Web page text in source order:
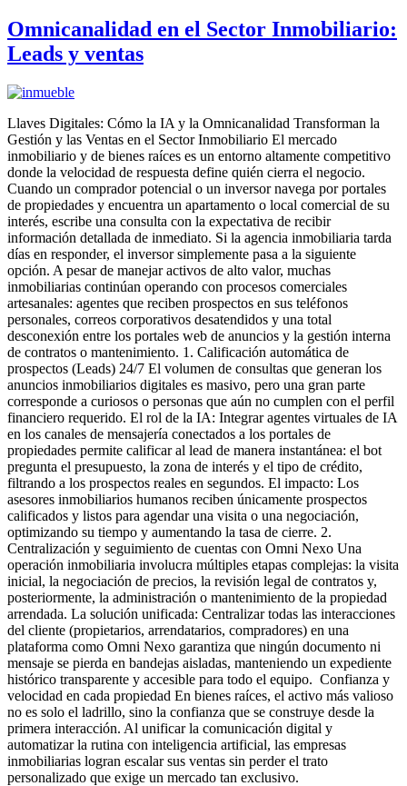
Omnicanalidad en el Sector Inmobiliario:
Leads y ventas
Llaves Digitales: Cómo la IA y la Omnicanalidad Transforman la
Gestión y las Ventas en el Sector Inmobiliario El mercado
inmobiliario y de bienes raíces es un entorno altamente competitivo
donde la velocidad de respuesta define quién cierra el negocio.
Cuando un comprador potencial o un inversor navega por portales
de propiedades y encuentra un apartamento o local comercial de su
interés, escribe una consulta con la expectativa de recibir
información detallada de inmediato. Si la agencia inmobiliaria tarda
días en responder, el inversor simplemente pasa a la siguiente
opción. A pesar de manejar activos de alto valor, muchas
inmobiliarias continúan operando con procesos comerciales
artesanales: agentes que reciben prospectos en sus teléfonos
personales, correos corporativos desatendidos y una total
desconexión entre los portales web de anuncios y la gestión interna
de contratos o mantenimiento. 1. Calificación automática de
prospectos (Leads) 24/7 El volumen de consultas que generan los
anuncios inmobiliarios digitales es masivo, pero una gran parte
corresponde a curiosos o personas que aún no cumplen con el perfil
financiero requerido. El rol de la IA: Integrar agentes virtuales de IA
en los canales de mensajería conectados a los portales de
propiedades permite calificar al lead de manera instantánea: el bot
pregunta el presupuesto, la zona de interés y el tipo de crédito,
filtrando a los prospectos reales en segundos. El impacto: Los
asesores inmobiliarios humanos reciben únicamente prospectos
calificados y listos para agendar una visita o una negociación,
optimizando su tiempo y aumentando la tasa de cierre. 2.
Centralización y seguimiento de cuentas con Omni Nexo Una
operación inmobiliaria involucra múltiples etapas complejas: la visita
inicial, la negociación de precios, la revisión legal de contratos y,
posteriormente, la administración o mantenimiento de la propiedad
arrendada. La solución unificada: Centralizar todas las interacciones
del cliente (propietarios, arrendatarios, compradores) en una
plataforma como Omni Nexo garantiza que ningún documento ni
mensaje se pierda en bandejas aisladas, manteniendo un expediente
histórico transparente y accesible para todo el equipo. Confianza y
velocidad en cada propiedad En bienes raíces, el activo más valioso
no es solo el ladrillo, sino la confianza que se construye desde la
primera interacción. Al unificar la comunicación digital y
automatizar la rutina con inteligencia artificial, las empresas
inmobiliarias logran escalar sus ventas sin perder el trato
personalizado que exige un mercado tan exclusivo.